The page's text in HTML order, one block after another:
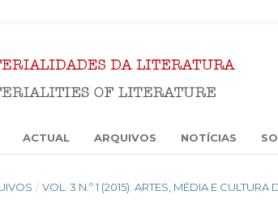
ACTUAL ARQUIVOS NOTÍCIAS
/ VOL. 3 N.º 1 (2015): ARTES, MÉDIA E CULTURA